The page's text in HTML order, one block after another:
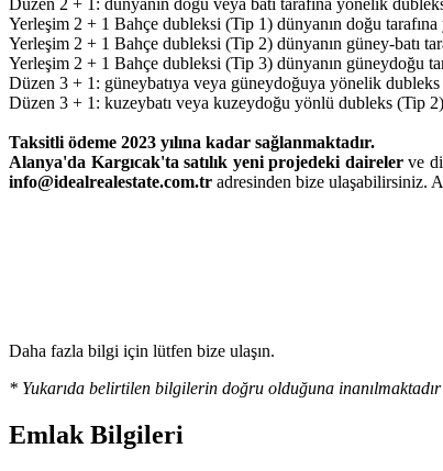
Düzen 2 + 1: dünyanın doğu veya batı tarafına yönelik
Yerleşim 2 + 1 Bahçe dubleksi (Tip 1) dünyanın doğu
Yerleşim 2 + 1 Bahçe dubleksi (Tip 2) dünyanın güney-batı
Yerleşim 2 + 1 Bahçe dubleksi (Tip 3) dünyanın güneydoğu
Düzen 3 + 1: güneybatıya veya güneydoğuya yönelik
Düzen 3 + 1: kuzeybatı veya kuzeydoğu yönlü dubleks (Tip
Taksitli ödeme 2023 yılına kadar sağlanmaktadır.
Alanya'da Kargıcak'ta satılık yeni projedeki dairelerve
info@idealrealestate.com.tr adresinden bize ulaşabilirsiniz.
Daha fazla bilgi için lütfen bize ulaşın.
* Yukarıda belirtilen bilgilerin doğru olduğuna
Emlak Bilgileri